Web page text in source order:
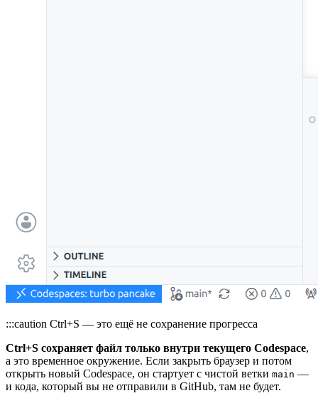
:::caution Ctrl+S — это ещё не сохранение прогресса
Ctrl+S сохраняет файл только внутри текущего Codespace,
а это временное окружение. Если закрыть браузер и потом
открыть новый Codespace, он стартует с чистой ветки main —
и кода, который вы не отправили в GitHub, там не будет.